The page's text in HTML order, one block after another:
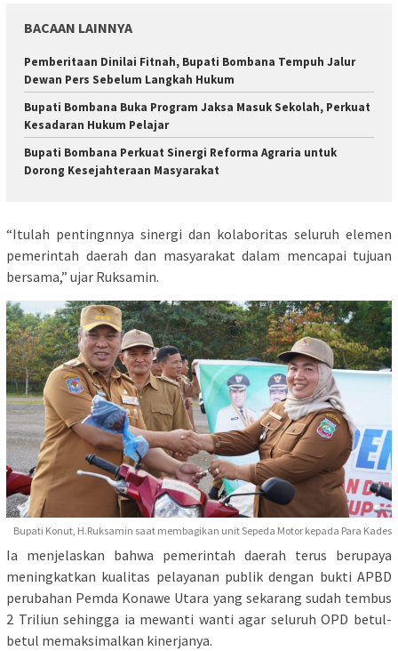
BACAAN LAINNYA
Pemberitaan Dinilai Fitnah, Bupati Bombana Tempuh Jalur
Dewan Pers Sebelum Langkah Hukum
Bupati Bombana Buka Program Jaksa Masuk Sekolah, Perkuat
Kesadaran Hukum Pelajar
Bupati Bombana Perkuat Sinergi Reforma Agraria untuk
Dorong Kesejahteraan Masyarakat
“Itulah pentingnnya sinergi dan kolaboritas seluruh elemen
pemerintah daerah dan masyarakat dalam mencapai tujuan
bersama,” ujar Ruksamin.
Bupati Konut, H.Ruksamin saat membagikan unit Sepeda Motor kepada Para Kades
Ia menjelaskan bahwa pemerintah daerah terus berupaya
meningkatkan kualitas pelayanan publik dengan bukti APBD
perubahan Pemda Konawe Utara yang sekarang sudah tembus
2 Triliun sehingga ia mewanti wanti agar seluruh OPD betul-
betul memaksimalkan kinerjanya.